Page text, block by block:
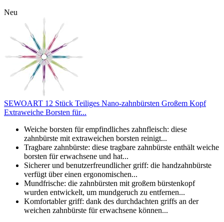
Neu
SEWOART 12 Stück Teiliges Nano-zahnbürsten Großem Kopf
Extraweiche Borsten für...
Weiche borsten für empfindliches zahnfleisch: diese
zahnbürste mit extraweichen borsten reinigt...
Tragbare zahnbürste: diese tragbare zahnbürste enthält weiche
borsten für erwachsene und hat...
Sicherer und benutzerfreundlicher griff: die handzahnbürste
verfügt über einen ergonomischen...
Mundfrische: die zahnbürsten mit großem bürstenkopf
wurden entwickelt, um mundgeruch zu entfernen...
Komfortabler griff: dank des durchdachten griffs an der
weichen zahnbürste für erwachsene können...